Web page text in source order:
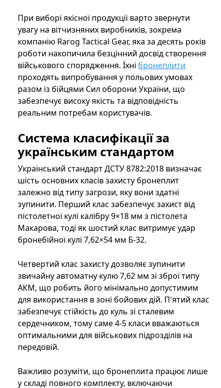
При виборі якісної продукції варто звернути
увагу на вітчизняних виробників, зокрема
компанію Rarog Tactical Gear, яка за десять років
роботи накопичила безцінний досвід створення
військового спорядження. Їхні бронеплити
проходять випробування у польових умовах
разом із бійцями Сил оборони України, що
забезпечує високу якість та відповідність
реальним потребам користувачів.
Система класифікації за
українським стандартом
Український стандарт ДСТУ 8782:2018 визначає
шість основних класів захисту бронеплит
залежно від типу загрози, яку вони здатні
зупинити. Перший клас забезпечує захист від
пістолетної кулі калібру 9×18 мм з пістолета
Макарова, тоді як шостий клас витримує удар
бронебійної кулі 7,62×54 мм Б-32.
Четвертий клас захисту дозволяє зупинити
звичайну автоматну кулю 7,62 мм зі зброї типу
АКМ, що робить його мінімально допустимим
для використання в зоні бойових дій. П'ятий клас
забезпечує стійкість до куль зі сталевим
сердечником, тому саме 4-5 класи вважаються
оптимальними для військових підрозділів на
передовій.
Важливо розуміти, що бронеплита працює лише
у складі повного комплекту, включаючи